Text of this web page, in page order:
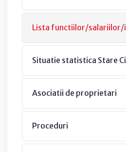
Lista functiilor/salariilor/
Situatie statistica Stare
Asociatii de proprietari
Proceduri